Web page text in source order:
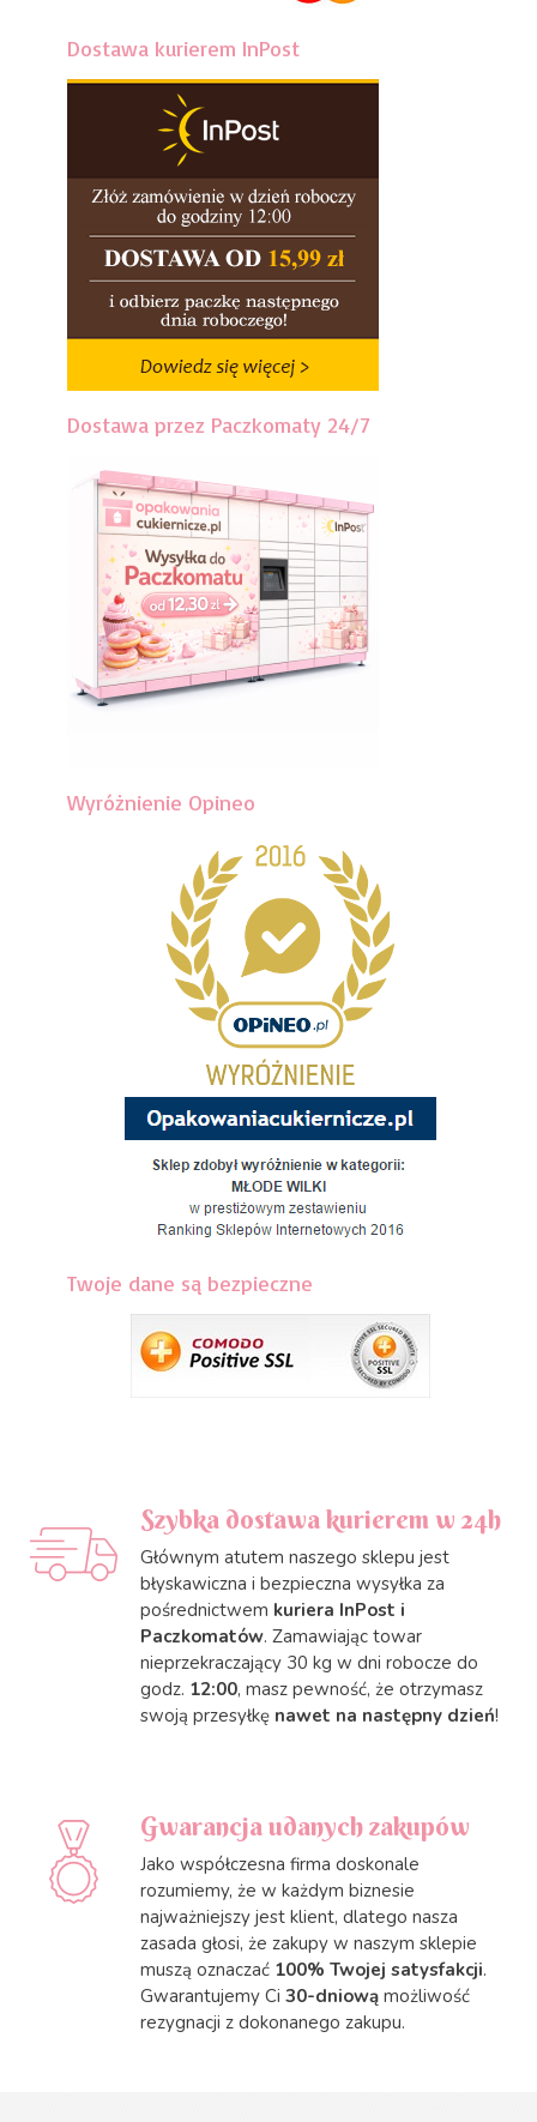
Dostawa kurierem InPost
Dostawa przez Paczkomaty 24/7
Wyróżnienie Opineo
Twoje dane są bezpieczne
Szybka dostawa kurierem w 24h
Głównym atutem naszego sklepu jest
błyskawiczna i bezpieczna wysyłka za
pośrednictwem kuriera InPost i
Paczkomatów. Zamawiając towar
nieprzekraczający 30 kg w dni robocze do
godz. 12:00, masz pewność, że otrzymasz
swoją przesyłkę nawet na następny dzień!
Gwarancja udanych zakupów
Jako współczesna firma doskonale
rozumiemy, że w każdym biznesie
najważniejszy jest klient, dlatego nasza
zasada głosi, że zakupy w naszym sklepie
muszą oznaczać 100% Twojej satysfakcji.
Gwarantujemy Ci30-dniową możliwość
rezygnacji z dokonanego zakupu.